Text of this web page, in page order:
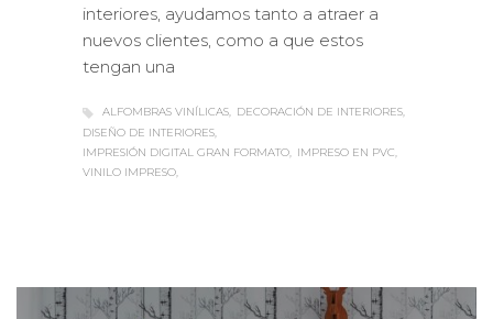
interiores, ayudamos tanto a atraer a
nuevos clientes, como a que estos
tengan una
ALFOMBRAS VINÍLICAS
DECORACIÓN DE INTERIORES
DISEÑO DE INTERIORES
IMPRESIÓN DIGITAL GRAN FORMATO
IMPRESO EN PVC
VINILO IMPRESO